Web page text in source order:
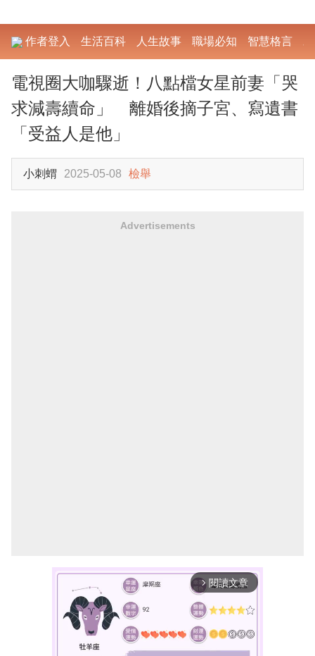
作者登入 生活百科 人生故事 職場必知 智慧格言
電視圈大咖驟逝！八點檔女星前妻「哭
求減壽續命」 離婚後摘子宮、寫遺書
「受益人是他」
小刺蝟 2025-05-08 檢舉
Advertisements
arrow_forward_ios 閱讀文章